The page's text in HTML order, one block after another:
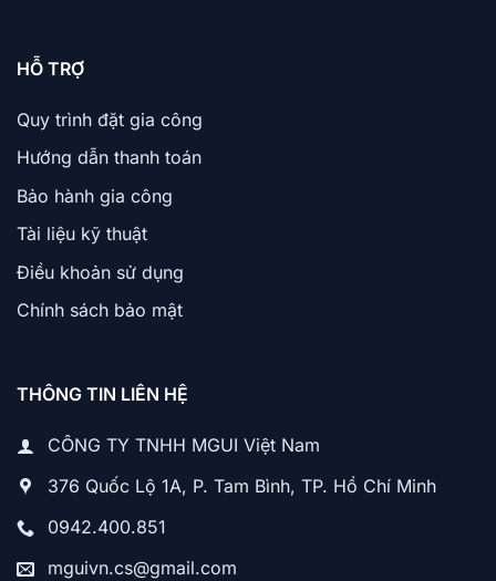
HỖ TRỢ
Quy trình đặt gia công
Hướng dẫn thanh toán
Bảo hành gia công
Tài liệu kỹ thuật
Điều khoản sử dụng
Chính sách bảo mật
THÔNG TIN LIÊN HỆ
CÔNG TY TNHH MGUI Việt Nam
376 Quốc Lộ 1A, P. Tam Bình, TP. Hồ Chí Minh
0942.400.851
mguivn.cs@gmail.com